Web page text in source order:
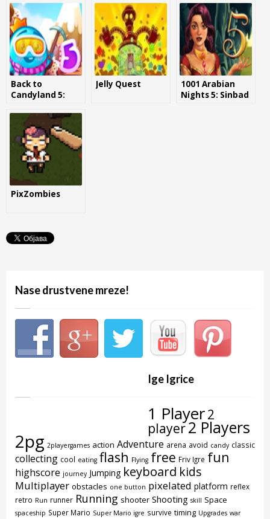
Back to
Candyland 5:
Jelly Quest
1001 Arabian
Nights 5: Sinbad
PixZombies
Nase drustvene mreze!
Ige Igrice
1 Player2
player2 Players
2pg 2playergames action Adventure arena avoid candy classic
collecting cool eating flash Flying free Friv Igre fun
highscore journey Jumping keyboard kids
Multiplayer obstacles one button pixelated platform reflex
retro Run runner Running shooter Shooting skill Space
spaceship Super Mario Super Mario igre survive timing Upgrades war